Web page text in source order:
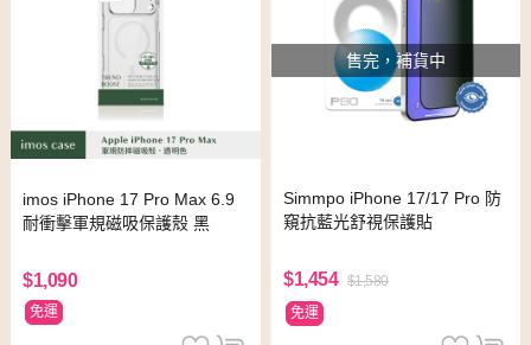
imos iPhone 17 Pro Max 6.9
耐衝擊軍規磁吸保護殼 黑
$1,090
免運
售完，補貨中
Simmpo iPhone 17/17 Pro 防
窺抗藍光舒視保護貼
$1,454 $1,580
免運